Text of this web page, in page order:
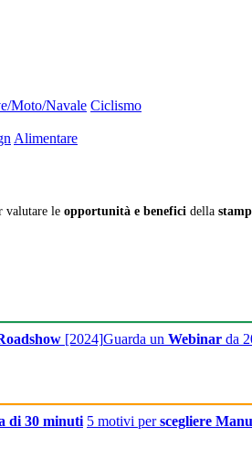
Moto/Navale Ciclismo
Alimentare
valutare le opportunità e benefici della
[2024]Guarda un Webinar da
di 30 minuti 5 motivi perscegliere